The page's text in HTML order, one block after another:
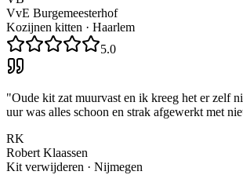
VvE Burgemeesterhof
Kozijnen kitten · Haarlem
5.0
"Oude kit zat muurvast en ik kreeg het er zelf
uur was alles schoon en strak afgewerkt met
RK
Robert Klaassen
Kit verwijderen · Nijmegen